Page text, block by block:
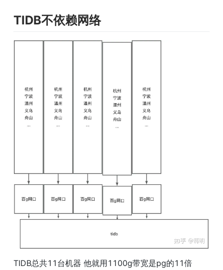
TIDB不依赖网络
TIDB总共11台机器 他就用1100g带宽是pg的11倍